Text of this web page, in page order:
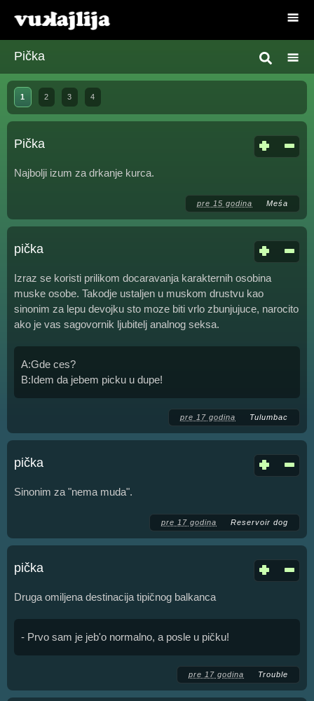
Pička
1 2 3 4
Pička
Najbolji izum za drkanje kurca.
pre 15 godina Meśa
pička
Izraz se koristi prilikom docaravanja karakternih osobina
muske osobe. Takodje ustaljen u muskom drustvu kao
sinonim za lepu devojku sto moze biti vrlo zbunjujuce, narocito
ako je vas sagovornik ljubitelj analnog seksa.
A:Gde ces?
B:Idem da jebem picku u dupe!
pre 17 godina Tulumbac
pička
Sinonim za "nema muda".
pre 17 godina Reservoir dog
pička
Druga omiljena destinacija tipičnog balkanca
- Prvo sam je jeb'o normalno, a posle u pičku!
pre 17 godina Trouble